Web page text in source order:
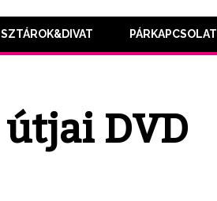
SZTÁROK&DIVAT PÁRKAPCSOLAT
DVD